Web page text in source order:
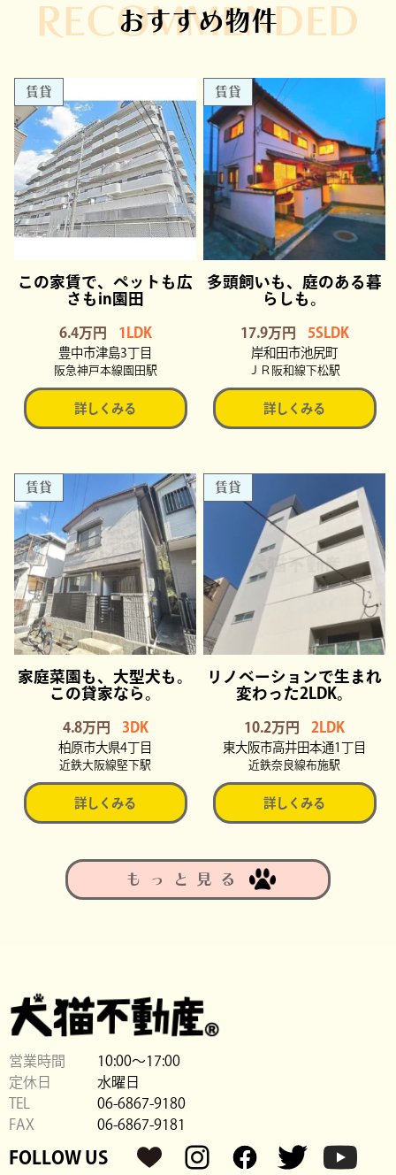
RECOMMENDED
おすすめ物件
賃貸
この家賃で、ペットも広
さもin園田
6.4万円 1LDK
豊中市津島3丁目
阪急神戸本線園田駅
詳しくみる
賃貸
多頭飼いも、庭のある暮
らしも。
17.9万円 5SLDK
岸和田市池尻町
ＪＲ阪和線下松駅
詳しくみる
賃貸
家庭菜園も、大型犬も。
この貸家なら。
4.8万円 3DK
柏原市大県4丁目
近鉄大阪線堅下駅
詳しくみる
賃貸
リノベーションで生まれ
変わった2LDK。
10.2万円 2LDK
東大阪市高井田本通1丁目
近鉄奈良線布施駅
詳しくみる
もっと見る
営業時間
10:00〜17:00
定休日
水曜日
TEL
06-6867-9180
FAX
06-6867-9181
FOLLOW US